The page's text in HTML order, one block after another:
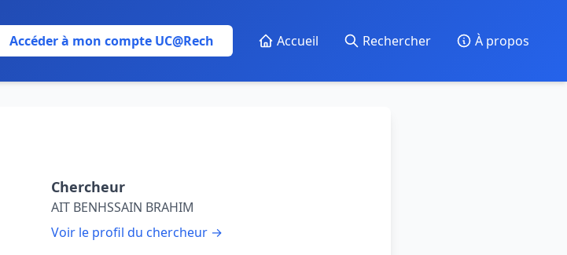
Accéder à mon compte UC@Rech Accueil Rechercher À propos
Chercheur
AIT BENHSSAIN BRAHIM
Voir le profil du chercheur →